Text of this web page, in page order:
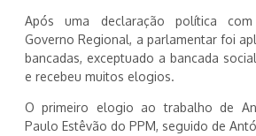
Após uma declaração política
Governo Regional, a parlamentar foi
bancadas, exceptuado a bancada
e recebeu muitos elogios.
O primeiro elogio ao trabalho de
Paulo Estêvão do PPM, seguido de